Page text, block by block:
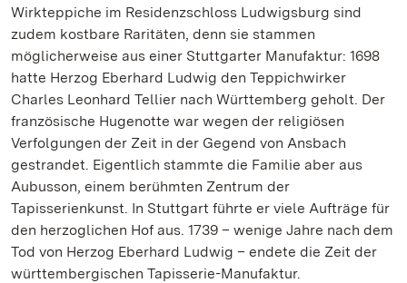
Wirkteppiche im Residenzschloss Ludwigsburg sind
zudem kostbare Raritäten, denn sie stammen
möglicherweise aus einer Stuttgarter Manufaktur: 1698
hatte Herzog Eberhard Ludwig den Teppichwirker
Charles Leonhard Tellier nach Württemberg geholt. Der
französische Hugenotte war wegen der religiösen
Verfolgungen der Zeit in der Gegend von Ansbach
gestrandet. Eigentlich stammte die Familie aber aus
Aubusson, einem berühmten Zentrum der
Tapisserienkunst. In Stuttgart führte er viele Aufträge für
den herzoglichen Hof aus. 1739 – wenige Jahre nach dem
Tod von Herzog Eberhard Ludwig – endete die Zeit der
württembergischen Tapisserie-Manufaktur.